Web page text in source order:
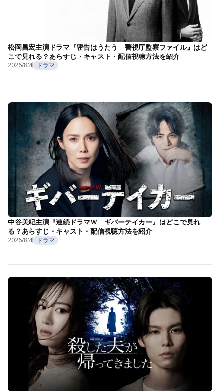
松岡昌宏主演ドラマ『密告はうたう 警視庁監察ファイル』はど
こで見れる？あらすじ・キャスト・配信視聴方法を紹介
2026/8/4 ドラマ
中谷美紀主演『連続ドラマＷ ギバーテイカー』はどこで見れ
る？あらすじ・キャスト・配信視聴方法を紹介
2026/8/4 ドラマ